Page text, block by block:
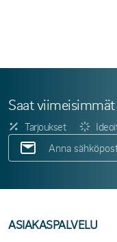
Saat
Tarjoukset
ASIAKASPALVELU